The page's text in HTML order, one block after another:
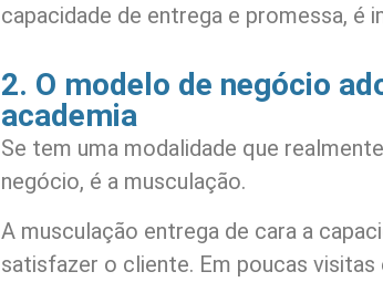
capacidade de entrega e promessa, é
2. O modelo de negócio
academia
Se tem uma modalidade que
negócio, é a musculação.
A musculação entrega de cara a
satisfazer o cliente. Em poucas